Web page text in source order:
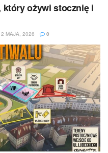
który ożywi stocznię i
MAJA, 2026 0